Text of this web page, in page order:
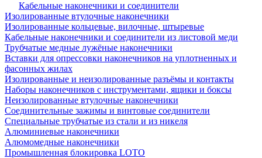
Кабельные наконечники и соединители
Изолированные втулочные наконечники
Изолированные кольцевые, вилочные, штыревые
Кабельные наконечники и соединители из листовой меди
Трубчатые медные лужёные наконечники
Вставки для опрессовки наконечников на уплотненных и
фасонных жилах
Изолированные и неизолированные разъёмы и контакты
Наборы наконечников с инструментами, ящики и боксы
Неизолированные втулочные наконечники
Соединительные зажимы и винтовые соединители
Специальные трубчатые из стали и из никеля
Алюминиевые наконечники
Алюмомедные наконечники
Промышленная блокировка LOTO